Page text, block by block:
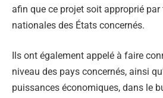
afin que ce projet soit approprié
nationales des États concernés.
Ils ont également appelé à faire
niveau des pays concernés, ainsi
puissances économiques, dans le